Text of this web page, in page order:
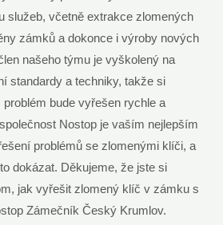
služeb, včetně extrakce zlomených
zámků a dokonce i výroby nových
našeho týmu je vyškolený na
standardy a techniky, takže si
bude vyřešen rychle a
Nostop je vaším nejlepším
problémů se zlomenými klíči, a
dokázat. Děkujeme, že jste si
jak vyřešit zlomený klíč v zámku s
Zámečník Český Krumlov.